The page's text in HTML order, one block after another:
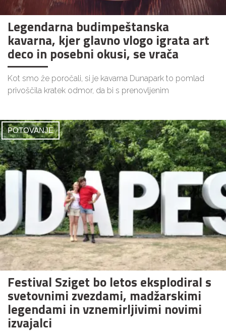
Legendarna budimpeštanska
kavarna, kjer glavno vlogo igrata art
deco in posebni okusi, se vrača
Kot smo že poročali, si je kavarna Dunapark to pomlad
privoščila kratek odmor, da bi s prenovljenim
POTOVANJE
Festival Sziget bo letos eksplodiral s
svetovnimi zvezdami, madžarskimi
legendami in vznemirljivimi novimi
izvajalci